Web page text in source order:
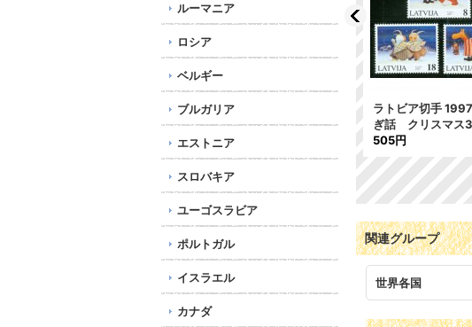
ルーマニア
ロシア
ベルギー
ブルガリア
エストニア
スロバキア
ユーゴスラビア
ポルトガル
イスラエル
カナダ
フィンランド切手 2003
年 こけもも リンゴン
ベリー 1種
290円
ラトビア切手
ぎ話 クリスマス
505円
関連グループ
世界各国